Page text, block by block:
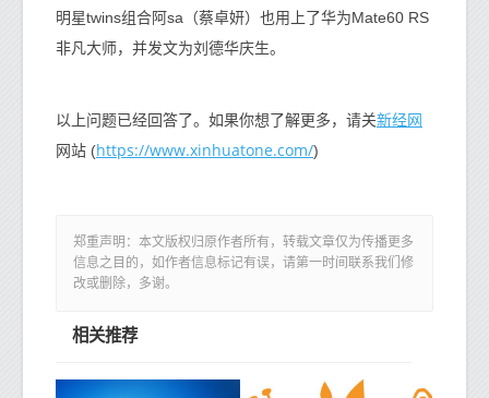
明星twins组合阿sa（蔡卓妍）也用上了华为Mate60 RS
非凡大师，并发文为刘德华庆生。
以上问题已经回答了。如果你想了解更多，请关新经网
网站 (https://www.xinhuatone.com/)
郑重声明：本文版权归原作者所有，转载文章仅为传播更多
信息之目的，如作者信息标记有误，请第一时间联系我们修
改或删除，多谢。
相关推荐